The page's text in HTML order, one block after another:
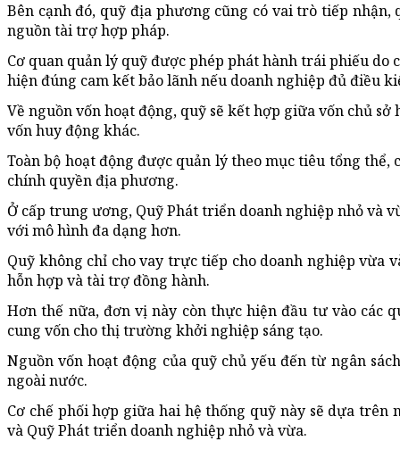
Bên cạnh đó, quỹ địa phương cũng có vai trò tiếp
nguồn tài trợ hợp pháp.
Cơ quan quản lý quỹ được phép phát hành trái phiếu
hiện đúng cam kết bảo lãnh nếu doanh nghiệp đủ điều
Về nguồn vốn hoạt động, quỹ sẽ kết hợp giữa vốn chủ
vốn huy động khác.
Toàn bộ hoạt động được quản lý theo mục tiêu tổng
chính quyền địa phương.
Ở cấp trung ương, Quỹ Phát triển doanh nghiệp nhỏ và
với mô hình đa dạng hơn.
Quỹ không chỉ cho vay trực tiếp cho doanh nghiệp vừa
hỗn hợp và tài trợ đồng hành.
Hơn thế nữa, đơn vị này còn thực hiện đầu tư vào các
cung vốn cho thị trường khởi nghiệp sáng tạo.
Nguồn vốn hoạt động của quỹ chủ yếu đến từ ngân
ngoài nước.
Cơ chế phối hợp giữa hai hệ thống quỹ này sẽ dựa
và Quỹ Phát triển doanh nghiệp nhỏ và vừa.